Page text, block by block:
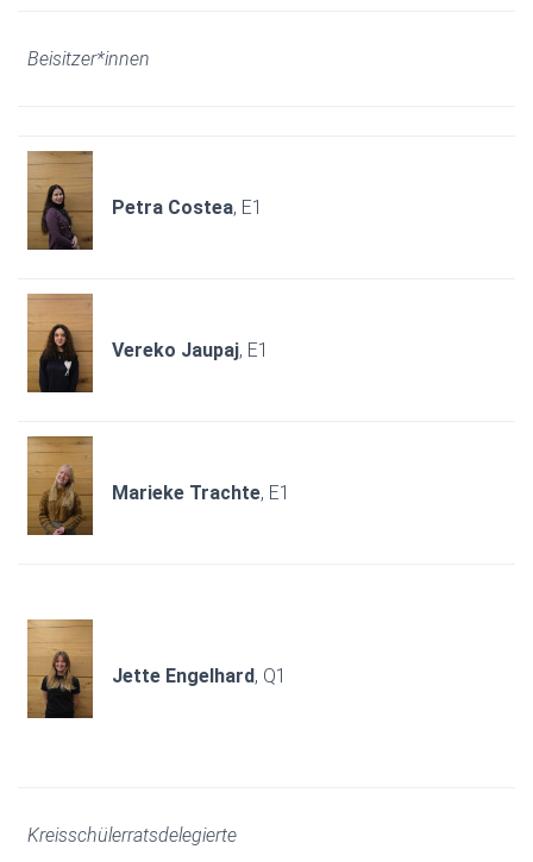
Beisitzer*innen
Petra Costea, E1
Vereko Jaupaj, E1
Marieke Trachte, E1
Jette Engelhard, Q1
Kreisschülerratsdelegierte